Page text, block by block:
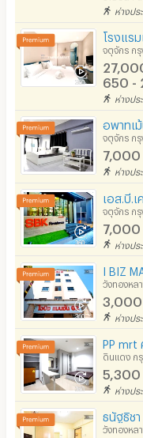
ห่างปร
จตุจักร กรุ
650 -
ห่างปร
จตุจักร กรุ
7,000
ห่างปร
จตุจักร กรุ
7,000
ห่างปร
วังทองหล
3,000
ห่างปร
ดินแดง ก
5,300
ห่างปร
วังทองหล